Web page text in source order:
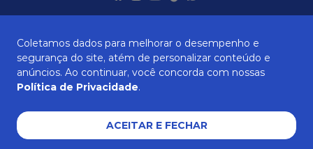
SOBRE NÓS
ATENDIMENTO
Coletamos dados para melhorar o desempenho e
segurança do site, atém de personalizar conteúdo e
anúncios. Ao continuar, você concorda com nossas
Política de Privacidade.
ACEITAR E FECHAR